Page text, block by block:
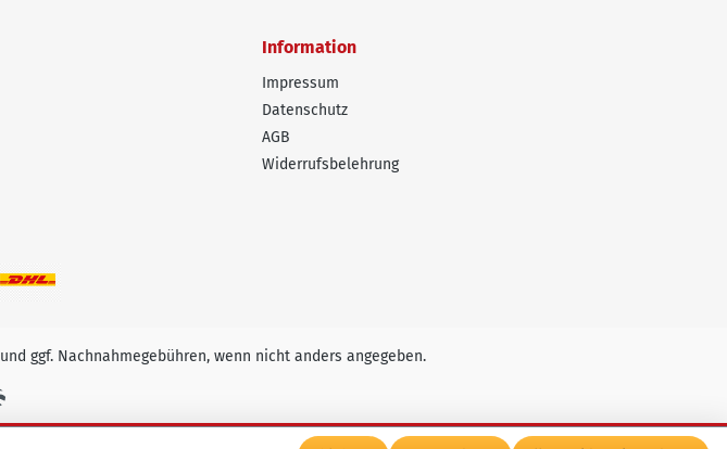
Information
Impressum
Datenschutz
AGB
Widerrufsbelehrung
und ggf. Nachnahmegebühren, wenn nicht anders angegeben.